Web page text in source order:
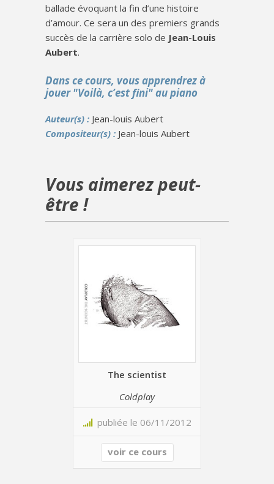
ballade évoquant la fin d’une histoire
d’amour. Ce sera un des premiers grands
succès de la carrière solo de Jean-Louis
Aubert.
Dans ce cours, vous apprendrez à
jouer "Voilà, c’est fini" au piano
Auteur(s) : Jean-louis Aubert
Compositeur(s) : Jean-louis Aubert
Vous aimerez peut-
être !
The scientist
Coldplay
publiée le 06/11/2012
voir ce cours